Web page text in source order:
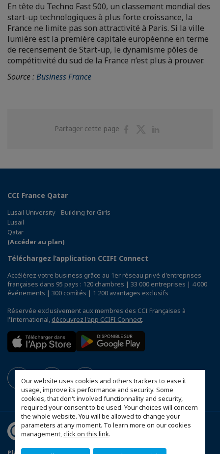
Our website uses cookies and others trackers to ease it
usage, improve its performance and security. Some
cookies, that don't involved functionnality and security,
required your consent to be used. Your choices will concern
the whole website. You will be allowed to change your
parameters at any moment. To learn more on our cookies
management,click on this link.
En tête du Techno Fast 500, un classement mondial des
start-up technologiques à plus forte croissance, la
France ne limite pas son attractivité à Paris. Si la ville
lumière est la première capitale européenne en terme
de recensement de Start-up, le dynamisme pôles de
compétitivité du sud de la France n’est plus à prouver.
Source :Business France
Partager cette page
PartagerPartager
CCI France Qatar
Lusail University - Building for Girls
Lusail
Qatar
(Accéder au plan)
Téléchargez l’application CCIFI Connect
Accélérez votre business grâce au 1er réseau privé d'entreprises
françaises dans 95 pays : 120 chambres | 33 000 entreprises | 4 000
événements | 300 comités | 1 200 avantages exclusifs
Réservée exclusivement aux membres des CCI Françaises à
l'International, découvrez l'app CCIFI Connect.